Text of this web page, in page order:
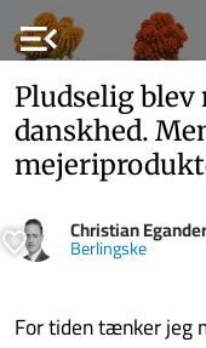
menu_open
Pludselig
danskhed.
Christian
Berlingske
For tiden tænker jeg